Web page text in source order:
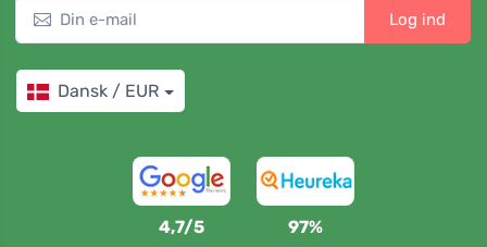
Log ind
Dansk / EUR
4,7/5 97%